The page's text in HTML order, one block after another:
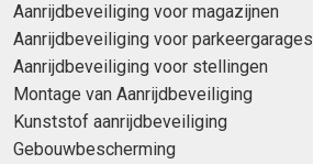
Aanrijdbeveiliging voor magazijnen
Aanrijdbeveiliging voor parkeergarages
Aanrijdbeveiliging voor stellingen
Montage van Aanrijdbeveiliging
Kunststof aanrijdbeveiliging
Gebouwbescherming